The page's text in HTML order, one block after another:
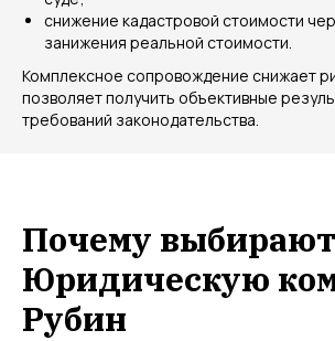
снижение кадастровой стоимости
занижения реальной стоимости.
Комплексное сопровождение снижает
позволяет получить объективные
требований законодательства.
Почему выбирают
Юридическую
Рубин